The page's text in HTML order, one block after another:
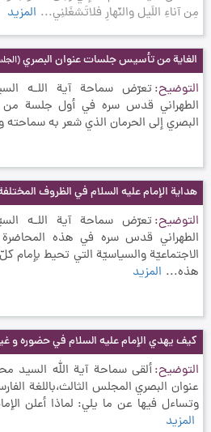
مِن آناءِ اللَيل والنّهارِ ‌فلاتَشغَلنِي... المزيد
الغاية من تأسيس جلسات عنوان البصري
التوضيح تعرّض سماحة آية اللـه
الطهراني قدس سره في أول جلسة
البصري إلى الحرمان الذي شعر به سماحته
هداية الإمام عليه السلام في الظروف
التوضيح تعرّض سماحة آية اللـه
الطهراني قدس سره في هذه
الاجتماعيّة والسياسيّة التي تحيط بإمام
هذه... المزيد
كيف يهدي الإمام عليه السلام في حضوره و
التوضيح ألقى سماحة آية الله السيد
وتساءل فيها عن ما يلي: لماذا أعلن
المزيد